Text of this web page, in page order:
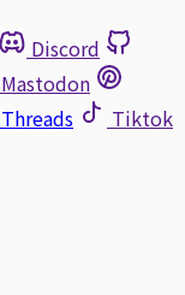
Discord
Mastodon
Threads
Tiktok